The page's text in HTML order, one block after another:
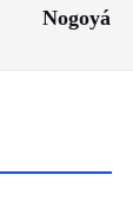
Nogoyá